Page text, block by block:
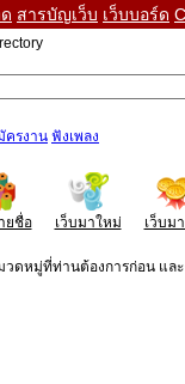
สารบัญเว็บ เว็บบอร์ด
ครงาน ฟังเพลง
ยชื่อ เว็บมาใหม่ เว็บม
วดหมู่ที่ท่านต้องการก่อน แล